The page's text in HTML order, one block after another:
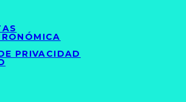
PRIVACIDAD